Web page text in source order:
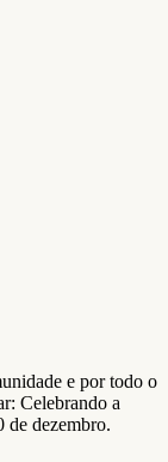
e por todo o
Celebrando a
de dezembro.